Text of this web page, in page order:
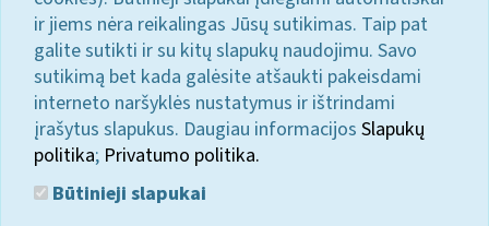
ir jiems nėra reikalingas Jūsų sutikimas. Taip pat
galite sutikti ir su kitų slapukų naudojimu. Savo
sutikimą bet kada galėsite atšaukti pakeisdami
interneto naršyklės nustatymus ir ištrindami
įrašytus slapukus. Daugiau informacijos Slapukų
politika; Privatumo politika.
Būtinieji slapukai